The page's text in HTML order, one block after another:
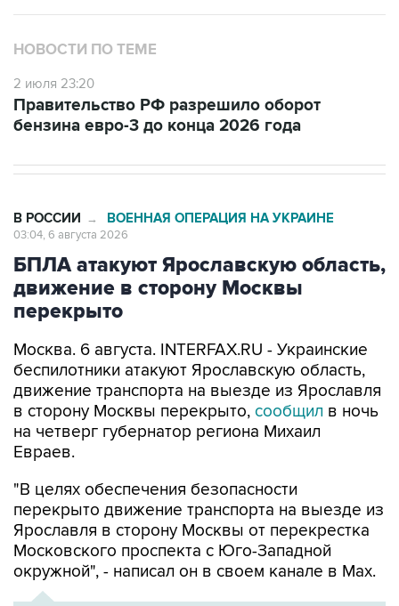
НОВОСТИ ПО ТЕМЕ
2 июля 23:20
бензина евро-3 до конца 2026 года
БПЛА атакуют Ярославскую область,
движение в сторону Москвы
перекрыто
Москва. 6 августа. INTERFAX.RU - Украинские
движение транспорта на выезде из Ярославля
в сторону Москвы перекрыто,сообщилв ночь
на четверг губернатор региона Михаил
Евраев.
"В целях обеспечения безопасности
Ярославля в сторону Москвы от перекрестка
Московского проспекта с Юго-Западной
окружной", - написал он в своем канале в Мах.
ХРОНИКА